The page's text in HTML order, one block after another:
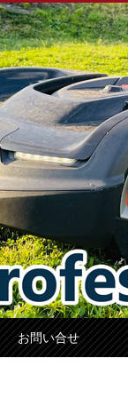
お問い合せ